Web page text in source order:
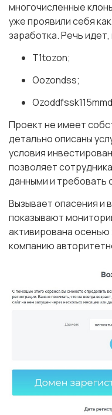
многочисленные
уже проявили себя
заработка. Речь
T1tozon;
Oozondss;
Проект не имеет
детально описаны
условия
позволяет
данными и требовать
Вызывает опасения и
показывают
активирована осенью
компанию